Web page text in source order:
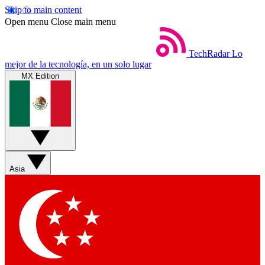
Skip to main content
Open menu Close main menu
TechRadar Lo
mejor de la tecnología, en un solo lugar
MX Edition
Asia